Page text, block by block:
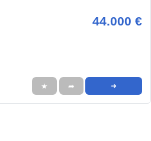
44.000 €
★ ➦ ➜